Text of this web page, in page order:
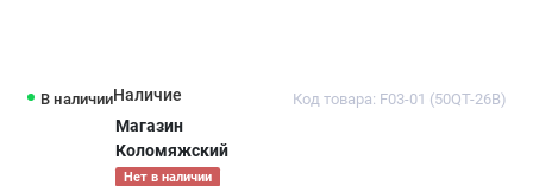
В наличии Код товара: F03-01 (50QT-26B)
Наличие
Магазин
Коломяжский
Нет в наличии